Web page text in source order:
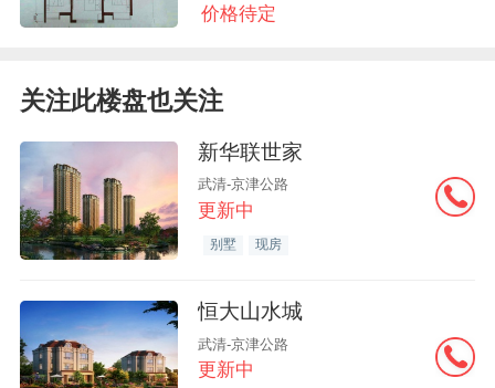
价格待定
关注此楼盘也关注
新华联世家
武清-京津公路
更新中
别墅 现房
恒大山水城
武清-京津公路
更新中